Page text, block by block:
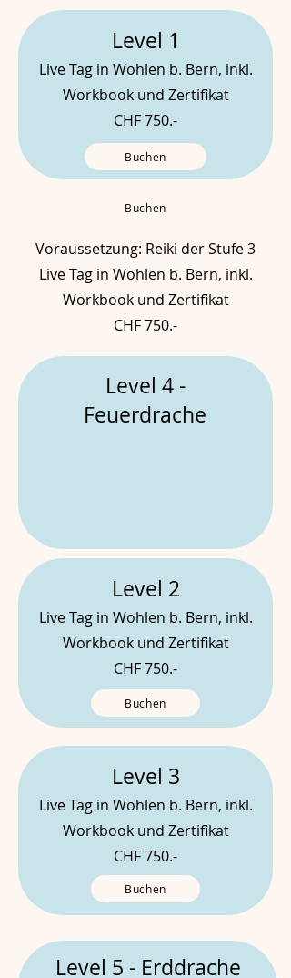
Buchen
Live Tag in Wohlen b. Bern, inkl.
Workbook und Zertifikat
CHF 750.-
Level 1
Buchen
Voraussetzung: Reiki der Stufe 3
Live Tag in Wohlen b. Bern, inkl.
Workbook und Zertifikat
CHF 750.-
Level 4 -
Feuerdrache
Buchen
Live Tag in Wohlen b. Bern, inkl.
Workbook und Zertifikat
CHF 750.-
Level 2
Buchen
Live Tag in Wohlen b. Bern, inkl.
Workbook und Zertifikat
CHF 750.-
Level 3
Level 5 - Erddrache